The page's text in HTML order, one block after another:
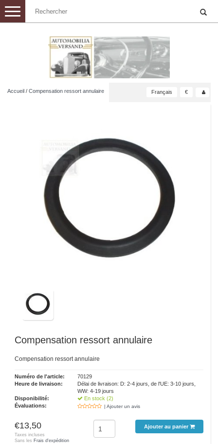
Toggle
navigation
Accueil / Compensation ressort annulaire Français €
Compensation ressort annulaire
Compensation ressort annulaire
Numéro de l'article:
70129
Heure de livraison:
Délai de livraison: D: 2-4 jours, de l'UE: 3-10 jours,
WW: 4-19 jours
Disponibilité:
En stock (2)
Évaluations:
| Ajouter un avis
€13,50
Taxes incluses
Sans les Frais d'expédition
Ajouter au panier